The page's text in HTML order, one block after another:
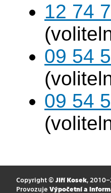
12 74
09 54
09 54
Copyright © Jiří Kosek,
Provozuje Výpočetní a